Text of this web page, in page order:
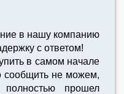
в нашу компанию
с ответом!
в самом начале
сообщить не можем,
прошел